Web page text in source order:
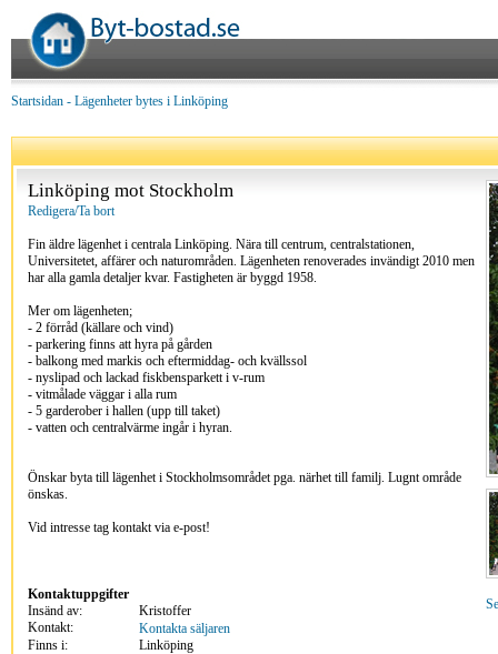
Startsidan - Lägenheter bytes i Linköping
Linköping mot Stockholm
Redigera/Ta bort
Fin äldre lägenhet i centrala Linköping. Nära till centrum, centralstationen,
Universitetet, affärer och naturområden. Lägenheten renoverades invändigt 2010 men
har alla gamla detaljer kvar. Fastigheten är byggd 1958.
Mer om lägenheten;
- 2 förråd (källare och vind)
- parkering finns att hyra på gården
- balkong med markis och eftermiddag- och kvällssol
- nyslipad och lackad fiskbensparkett i v-rum
- vitmålade väggar i alla rum
- 5 garderober i hallen (upp till taket)
- vatten och centralvärme ingår i hyran.
Önskar byta till lägenhet i Stockholmsområdet pga. närhet till familj. Lugnt område
önskas.
Vid intresse tag kontakt via e-post!
Kontaktuppgifter
Insänd av:
Kristoffer
Kontakt:
Kontakta säljaren
Finns i:
Linköping